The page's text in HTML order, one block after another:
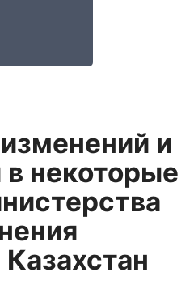
и
некоторые